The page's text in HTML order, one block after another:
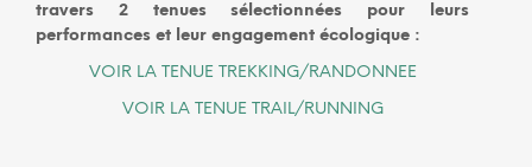
travers 2 tenues sélectionnées pour leurs
performances et leur engagement écologique :
VOIR LA TENUE TREKKING/RANDONNEE
VOIR LA TENUE TRAIL/RUNNING